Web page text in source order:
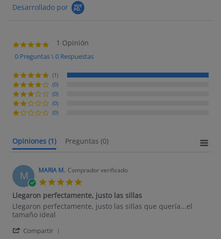
Desarrollado por
5.0 star rating
1 Opinión
0 Preguntas \ 0 Respuestas
(1)
(0)
(0)
(0)
(0)
Opiniones (1) Preguntas (0)
M MARIA M. Comprador verificado
Llegaron perfectamente, justo las sillas
Review by MARIA M. on 12 Oct 2021
review stating Llegaron perfectamente, justo las sillas
Llegaron perfectamente, justo las sillas que quería...el
tamaño ideal
Compartir